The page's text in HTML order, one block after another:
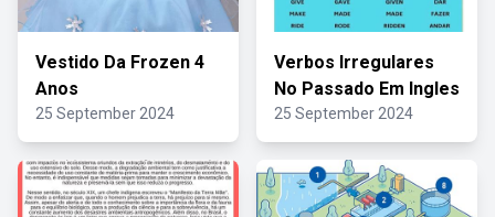
Vestido Da Frozen 4
Anos
25 September 2024
Verbos Irregulares
No Passado Em Ingles
25 September 2024